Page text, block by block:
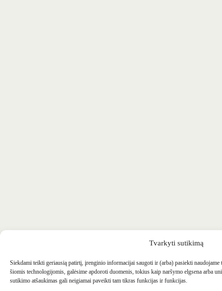
Tvarkyti sutikimą
Siekdami teikti geriausią patirtį, įrenginio informacijai saugoti ir (arba) pasiekti
šiomis technologijomis, galėsime apdoroti duomenis, tokius kaip naršymo elgsena arba
sutikimo atšaukimas gali neigiamai paveikti tam tikras funkcijas ir funkcijas.